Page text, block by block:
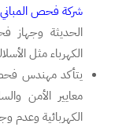
شركة فحص المباني
الحديثة وجهاز
الكهرباء مثل
يتأكد مهندس
معايير الأمن
الكهربائية وعدم